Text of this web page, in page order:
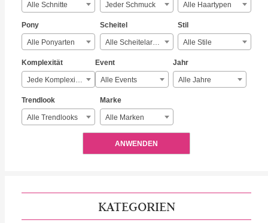
Alle Schnitte Jeder Schmuck Alle Haartypen
Pony
Alle Ponyarten
Scheitel
Alle Scheitelarten
Stil
Alle Stile
Komplexität
Jede Komplexität
Event
Alle Events
Jahr
Alle Jahre
Trendlook
Alle Trendlooks
Marke
Alle Marken
ANWENDEN
KATEGORIEN